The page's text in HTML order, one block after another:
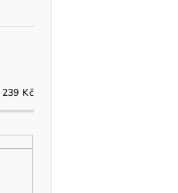
239 Kč